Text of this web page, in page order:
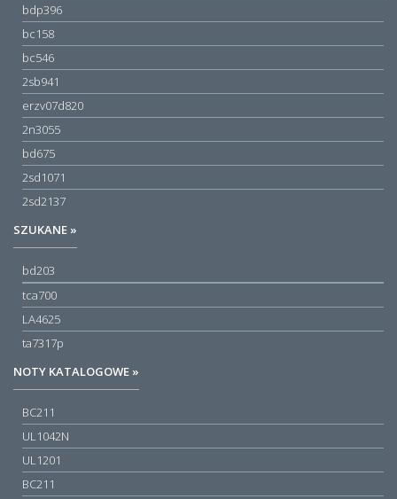
bdp396
bc158
bc546
2sb941
erzv07d820
2n3055
bd675
2sd1071
2sd2137
SZUKANE »
bd203
tca700
LA4625
ta7317p
NOTY KATALOGOWE »
BC211
UL1042N
UL1201
BC211